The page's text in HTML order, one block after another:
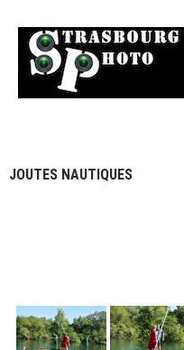
JOUTES NAUTIQUES